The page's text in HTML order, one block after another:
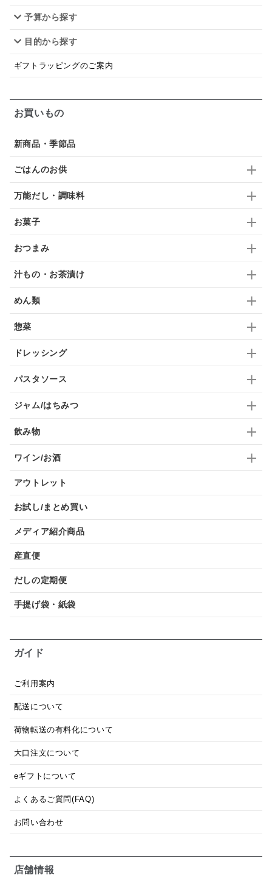
佃煮 アップル
はちみつ茶
梅 レモン ペースト
ガーリック 柚子 ハーブティー つゆ
ブランデー
ふりかけ
抹茶 レトルト
九条ねぎ
予算から探す
目的から探す
ギフトラッピングのご案内
お買いもの
新商品・季節品
ごはんのお供
万能だし・調味料
お菓子
おつまみ
汁もの・お茶漬け
めん類
惣菜
ドレッシング
パスタソース
ジャム/はちみつ
飲み物
ワイン/お酒
アウトレット
お試し/まとめ買い
メディア紹介商品
産直便
だしの定期便
手提げ袋・紙袋
ガイド
ご利用案内
配送について
荷物転送の有料化について
大口注文について
eギフトについて
よくあるご質問(FAQ)
お問い合わせ
店舗情報